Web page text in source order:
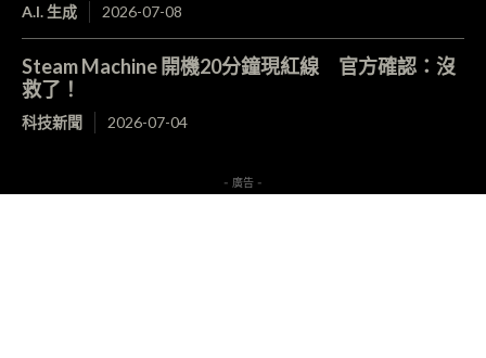
A.I. 生成 2026-07-08
Steam Machine 開機20分鐘現紅線 官方確認：沒
救了！
科技新聞 2026-07-04
- 廣告 -